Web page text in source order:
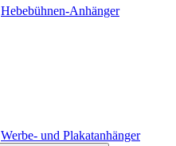
Hebebühnen-Anhänger
Werbe- und Plakatanhänger